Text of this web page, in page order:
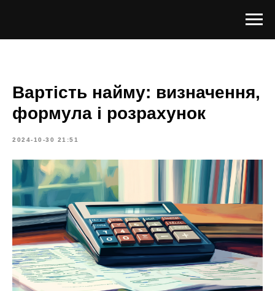
Вартість найму: визначення,
формула і розрахунок
2024-10-30 21:51